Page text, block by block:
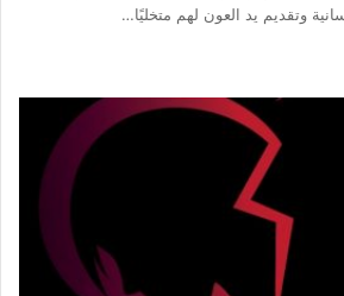
وتقديم يد العون لهم متخليًا…